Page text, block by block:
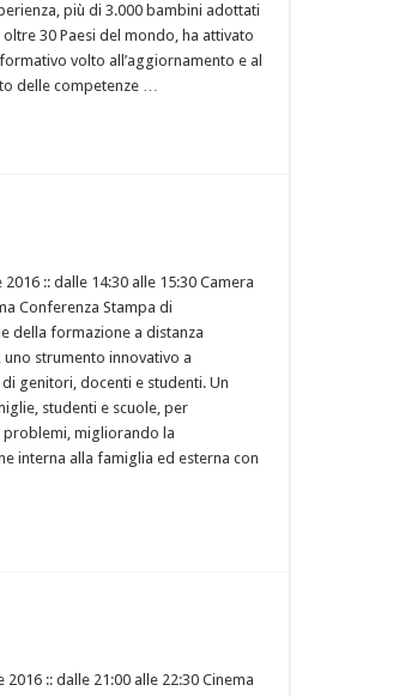
più di 3.000 bambini adottati
30 Paesi del mondo, ha attivato
volto all’aggiornamento e al
delle competenze …
:: dalle 14:30 alle 15:30 Camera
Conferenza Stampa di
della formazione a distanza
uno strumento innovativo a
genitori, docenti e studenti. Un
studenti e scuole, per
problemi, migliorando la
interna alla famiglia ed esterna con
2016 :: dalle 21:00 alle 22:30 Cinema